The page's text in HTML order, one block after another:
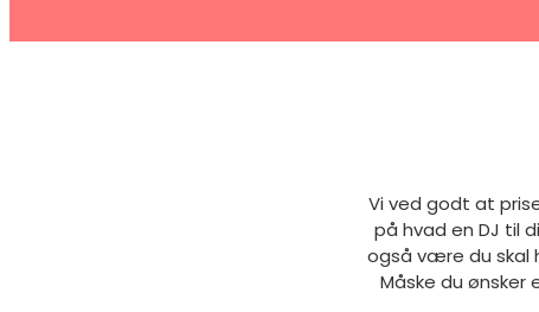
Vi ved godt at
på hvad en DJ til
også være du skal
Måske du